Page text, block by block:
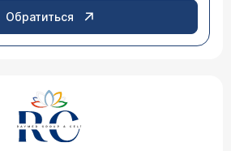
Обратиться